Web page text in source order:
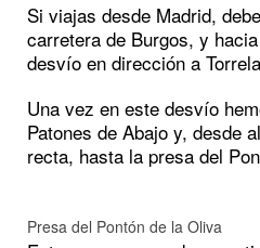
Si viajas desde Madrid,
carretera de Burgos, y
desvío en dirección a
Una vez en este desvío
Patones de Abajo y, desde
recta, hasta la presa del
Presa del Pontón de la Oliva